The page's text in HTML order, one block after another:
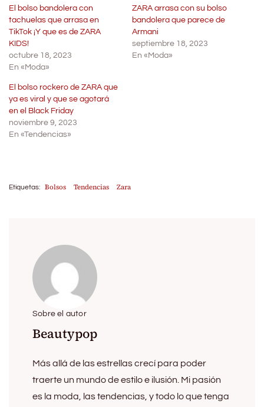
El bolso bandolera con
tachuelas que arrasa en
TikTok ¡Y que es de ZARA
KIDS!
octubre 18, 2023
En «Moda»
ZARA arrasa con su bolso
bandolera que parece de
Armani
septiembre 18, 2023
En «Moda»
El bolso rockero de ZARA que
ya es viral y que se agotará
en el Black Friday
noviembre 9, 2023
En «Tendencias»
Etiquetas: Bolsos Tendencias Zara
Sobre el autor
Beautypop
Más allá de las estrellas crecí para poder
traerte un mundo de estilo e ilusión. Mi pasión
es la moda, las tendencias, y todo lo que tenga